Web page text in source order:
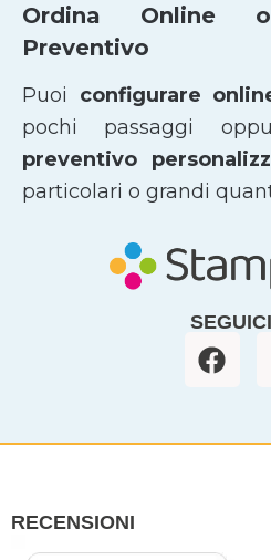
Ordina Online
Preventivo
Puoi configurare
pochi passaggi
preventivo
particolari o grandi
F
a
b
RECENSIONI